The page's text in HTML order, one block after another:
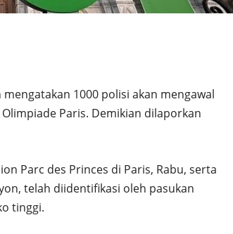
1000 polisi akan mengawal
Paris. Demikian dilaporkan
Parc des Princes di Paris, Rabu, serta
telah diidentifikasi oleh pasukan
tinggi.